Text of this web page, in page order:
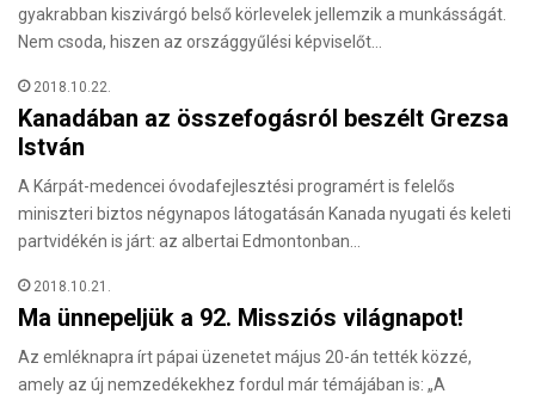
gyakrabban kiszivárgó belső körlevelek jellemzik a munkásságát.
Nem csoda, hiszen az országgyűlési képviselőt…
2018.10.22.
Kanadában az összefogásról beszélt Grezsa
István
A Kárpát-medencei óvodafejlesztési programért is felelős
miniszteri biztos négynapos látogatásán Kanada nyugati és keleti
partvidékén is járt: az albertai Edmontonban…
2018.10.21.
Ma ünnepeljük a 92. Missziós világnapot!
Az emléknapra írt pápai üzenetet május 20-án tették közzé,
amely az új nemzedékekhez fordul már témájában is: „A